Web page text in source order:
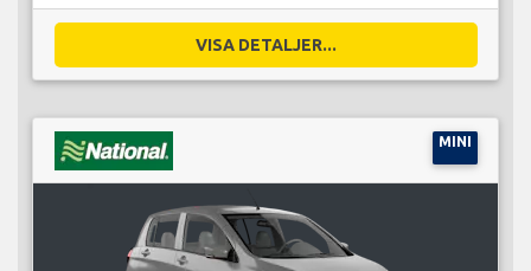
VISA DETALJER...
MINI